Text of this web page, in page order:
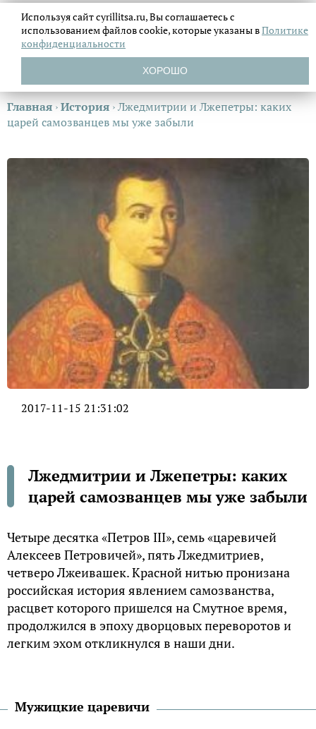
Главная ›История ›Лжедмитрии и Лжепетры: каких
царей самозванцев мы уже забыли
2017-11-15 21:31:02
Лжедмитрии и Лжепетры: каких
царей самозванцев мы уже забыли
Четыре десятка «Петров III», семь «царевичей
Алексеев Петровичей», пять Лжедмитриев,
четверо Лжеивашек. Красной нитью пронизана
российская история явлением самозванства,
расцвет которого пришелся на Смутное время,
продолжился в эпоху дворцовых переворотов и
легким эхом откликнулся в наши дни.
Мужицкие царевичи
Используя сайт cyrillitsa.ru, Вы соглашаетесь с
использованием файловcookie, которые указаны вПолитике
конфиденциальности
ХОРОШО